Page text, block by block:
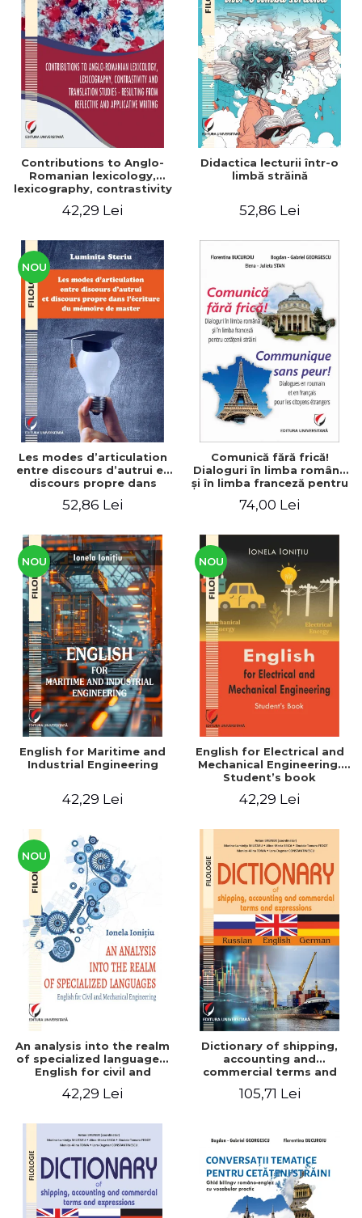
Contributions to Anglo-
Romanian lexicology,
lexicography, contrastivity
Resulting from reflective
42,29 Lei
Didactica lecturii într-o
limbă străină
52,86 Lei
NOU
Les modes d’articulation
entre discours d’autrui et
discours propre dans
master
52,86 Lei
Comunică fără frică!
Dialoguri în limba română
şi în limba franceză pentru
străini/Communique sans
roumain et en français
pour les citoyens
étrangers
74,00 Lei
NOU
English for Maritime and
Industrial Engineering
42,29 Lei
NOU
English for Electrical and
Mechanical Engineering.
Student’s book
42,29 Lei
NOU
An analysis into the realm
of specialized languages.
English for civil and
42,29 Lei
Dictionary of shipping,
accounting and
commercial terms and
English-German
105,71 Lei